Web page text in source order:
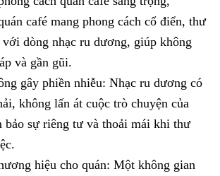
café mang phong cách cổ điển, thư
dòng nhạc ru dương, giúp không
và gần gũi.
gây phiền nhiễu: Nhạc ru dương có
không lấn át cuộc trò chuyện của
bảo sự riêng tư và thoải mái khi thư
hiệu cho quán: Một không gian